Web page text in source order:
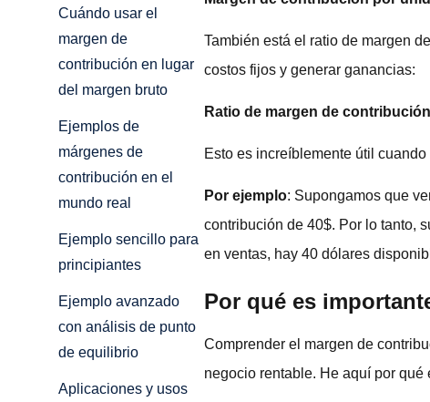
Cuándo usar el
margen de
contribución en lugar
del margen bruto
Ejemplos de
márgenes de
contribución en el
mundo real
Ejemplo sencillo para
principiantes
Ejemplo avanzado
con análisis de punto
de equilibrio
Aplicaciones y usos
También está el ratio de margen
costos fijos y generar ganancias:
Ratio de margen de
Esto es increíblemente útil
Por ejemplo: Supongamos que
contribución de 40$. Por lo tanto,
en ventas, hay 40 dólares
Por qué es
Comprender el margen de
negocio rentable. He aquí por qué